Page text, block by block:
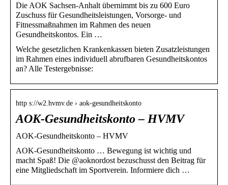
Die AOK Sachsen-Anhalt übernimmt bis zu 600 Euro
Zuschuss für Gesundheitsleistungen, Vorsorge- und
Fitnessmaßnahmen im Rahmen des neuen
Gesundheitskontos. Ein …
Welche gesetzlichen Krankenkassen bieten Zusatzleistungen
im Rahmen eines individuell abrufbaren Gesundheitskontos
an? Alle Testergebnisse:
http s://w2.hvmv.de › aok-gesundheitskonto
AOK-Gesundheitskonto – HVMV
AOK-Gesundheitskonto – HVMV
AOK-Gesundheitskonto … Bewegung ist wichtig und
macht Spaß! Die @aoknordost bezuschusst den Beitrag für
eine Mitgliedschaft im Sportverein. Informiere dich …